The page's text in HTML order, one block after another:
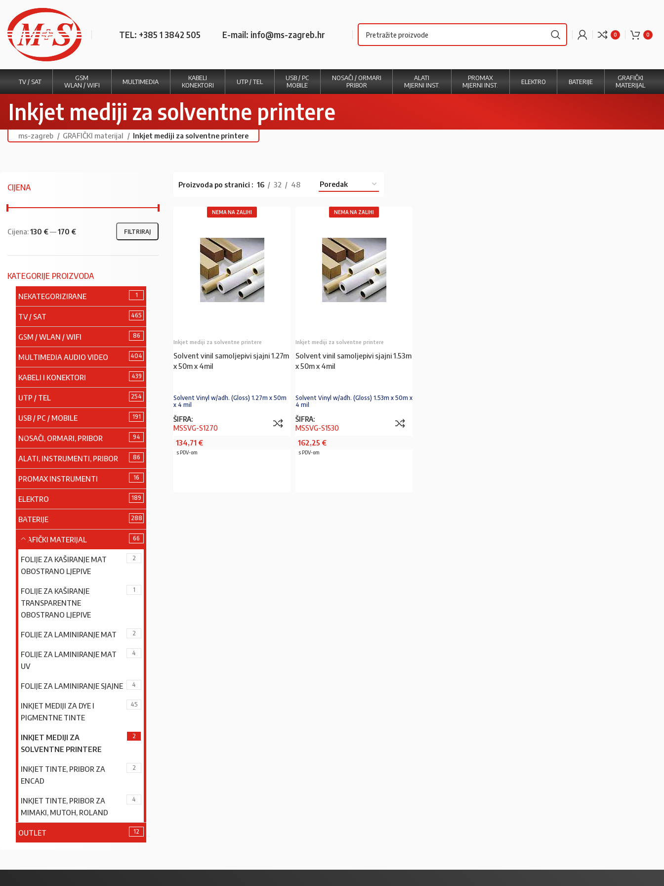
TEL: +385 1 3842 505 E-mail: info@ms-zagreb.hr 0 0
TV / SAT
GSM
WLAN / WIFI
MULTIMEDIA
KABELI
KONEKTORI
UTP / TEL
USB / PC
MOBILE
NOSAČI / ORMARI
PRIBOR
ALATI
MJERNI INST.
PROMAX
MJERNI INST.
ELEKTRO BATERIJE
GRAFIČKI
MATERIJAL
Inkjet mediji za solventne printere
ms-zagreb GRAFIČKI materijal Inkjet mediji za solventne printere
CIJENA
FILTRIRAJ
Cijena:130 €—170 €
KATEGORIJE PROIZVODA
NEKATEGORIZIRANE 1
TV / SAT 465
GSM / WLAN / WIFI 86
MULTIMEDIA AUDIO VIDEO 404
KABELI I KONEKTORI 439
UTP / TEL 254
USB / PC / MOBILE 191
NOSAČI, ORMARI, PRIBOR 94
ALATI, INSTRUMENTI, PRIBOR 86
PROMAX INSTRUMENTI 16
ELEKTRO 189
BATERIJE 288
GRAFIČKI MATERIJAL 66
FOLIJE ZA KAŠIRANJE MAT
OBOSTRANO LJEPIVE
2
FOLIJE ZA KAŠIRANJE
TRANSPARENTNE
OBOSTRANO LJEPIVE
1
FOLIJE ZA LAMINIRANJE MAT 2
FOLIJE ZA LAMINIRANJE MAT
UV
4
FOLIJE ZA LAMINIRANJE SJAJNE 4
INKJET MEDIJI ZA DYE I
PIGMENTNE TINTE
45
INKJET MEDIJI ZA
SOLVENTNE PRINTERE
2
INKJET TINTE, PRIBOR ZA
ENCAD
2
INKJET TINTE, PRIBOR ZA
MIMAKI, MUTOH, ROLAND
4
OUTLET 12
Proizvoda po stranici 16 32 48
NEMA NA ZALIHI
Inkjet mediji za solventne printere
Solvent vinil samoljepivi sjajni 1.27m
x 50m x 4mil
Solvent Vinyl w/adh. (Gloss) 1.27m x 50m
x 4 mil
ŠIFRA:
MSSVG-S1270
134,71 €
s PDV-om
NEMA NA ZALIHI
Inkjet mediji za solventne printere
Solvent vinil samoljepivi sjajni 1.53m
x 50m x 4mil
Solvent Vinyl w/adh. (Gloss) 1.53m x 50m x
4 mil
ŠIFRA:
MSSVG-S1530
162,25 €
s PDV-om